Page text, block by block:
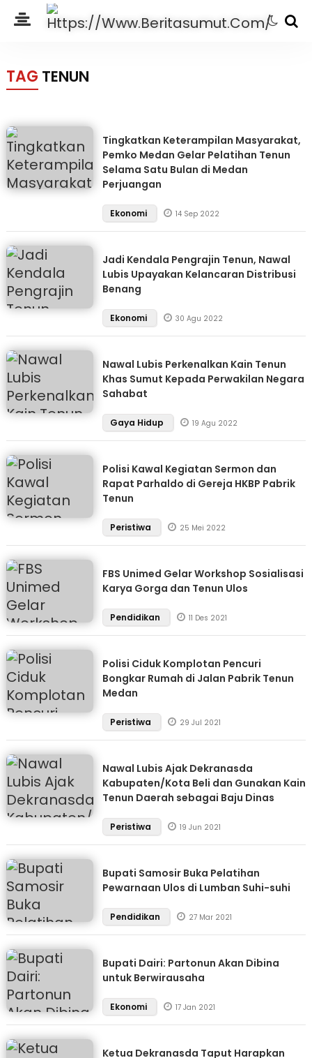
TAG TENUN
Tingkatkan Keterampilan Masyarakat,
Pemko Medan Gelar Pelatihan Tenun
Selama Satu Bulan di Medan
Perjuangan
Ekonomi 14 Sep 2022
Jadi Kendala Pengrajin Tenun, Nawal
Lubis Upayakan Kelancaran Distribusi
Benang
Ekonomi 30 Agu 2022
Nawal Lubis Perkenalkan Kain Tenun
Khas Sumut Kepada Perwakilan Negara
Sahabat
Gaya Hidup 19 Agu 2022
Polisi Kawal Kegiatan Sermon dan
Rapat Parhaldo di Gereja HKBP Pabrik
Tenun
Peristiwa 25 Mei 2022
FBS Unimed Gelar Workshop Sosialisasi
Karya Gorga dan Tenun Ulos
Pendidikan 11 Des 2021
Polisi Ciduk Komplotan Pencuri
Bongkar Rumah di Jalan Pabrik Tenun
Medan
Peristiwa 29 Jul 2021
Nawal Lubis Ajak Dekranasda
Kabupaten/Kota Beli dan Gunakan Kain
Tenun Daerah sebagai Baju Dinas
Peristiwa 19 Jun 2021
Bupati Samosir Buka Pelatihan
Pewarnaan Ulos di Lumban Suhi-suhi
Pendidikan 27 Mar 2021
Bupati Dairi: Partonun Akan Dibina
untuk Berwirausaha
Ekonomi 17 Jan 2021
Ketua Dekranasda Taput Harapkan